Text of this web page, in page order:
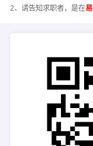
2、请告知求职者，是在